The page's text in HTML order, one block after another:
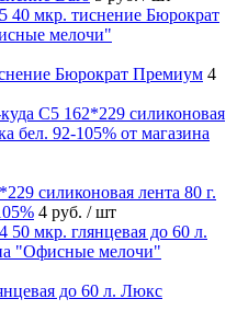
Бюрократ Премиум 4
силиконовая лента 80 г.
4 руб. / шт
до 60 л. Люкс